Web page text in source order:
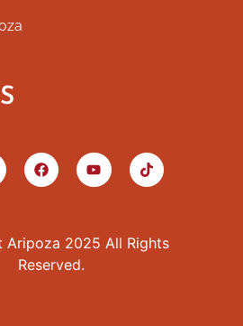
Aripoza 2025 All Rights
Reserved.